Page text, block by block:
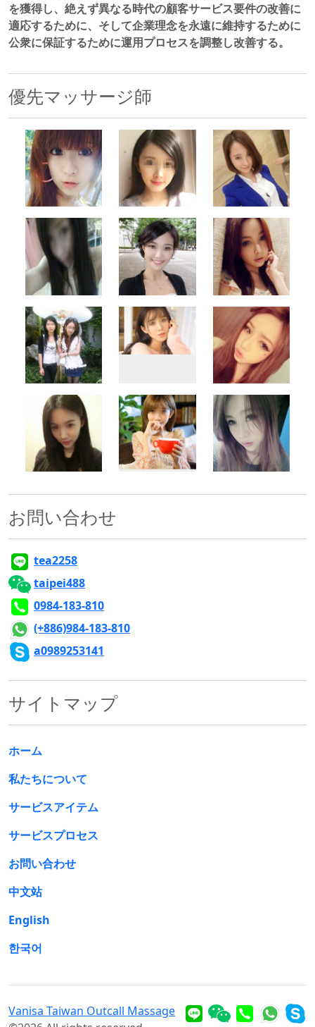
を獲得し、絶えず異なる時代の顧客サービス要件の改善に
適応するために、そして企業理念を永遠に維持するために
公衆に保証するために運用プロセスを調整し改善する。
優先マッサージ師
500x500 500x500 500x500
500x500 500x500 500x500
500x500 500x500 500x500
500x500 500x500 500x500
お問い合わせ
tea2258
taipei488
0984-183-810
(+886)984-183-810
a0989253141
サイトマップ
ホーム
私たちについて
サービスアイテム
サービスプロセス
お問い合わせ
中文站
English
한국어
Vanisa Taiwan Outcall Massage